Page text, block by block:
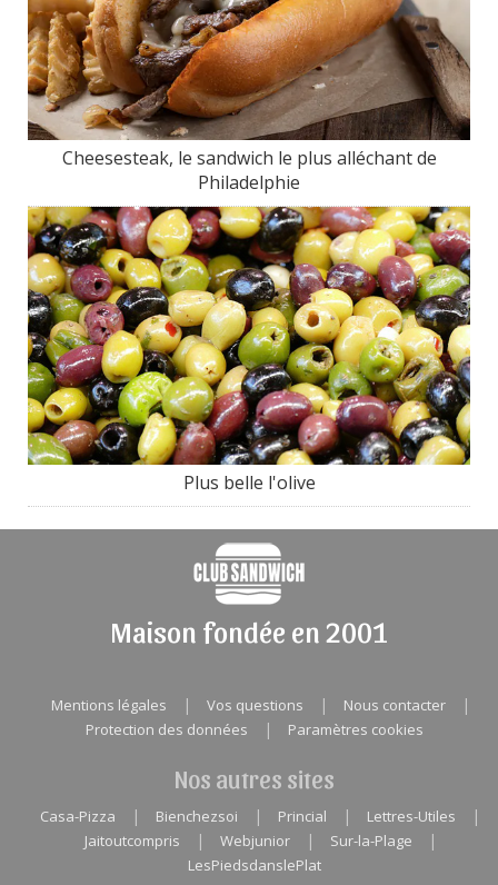
Cheesesteak, le sandwich le plus alléchant de
Philadelphie
Plus belle l'olive
Maison fondée en 2001
Mentions légales | Vos questions | Nous contacter |
Protection des données | Paramètres cookies
Nos autres sites
Casa-Pizza | Bienchezsoi | Princial | Lettres-Utiles |
Jaitoutcompris | Webjunior | Sur-la-Plage |
LesPiedsdanslePlat